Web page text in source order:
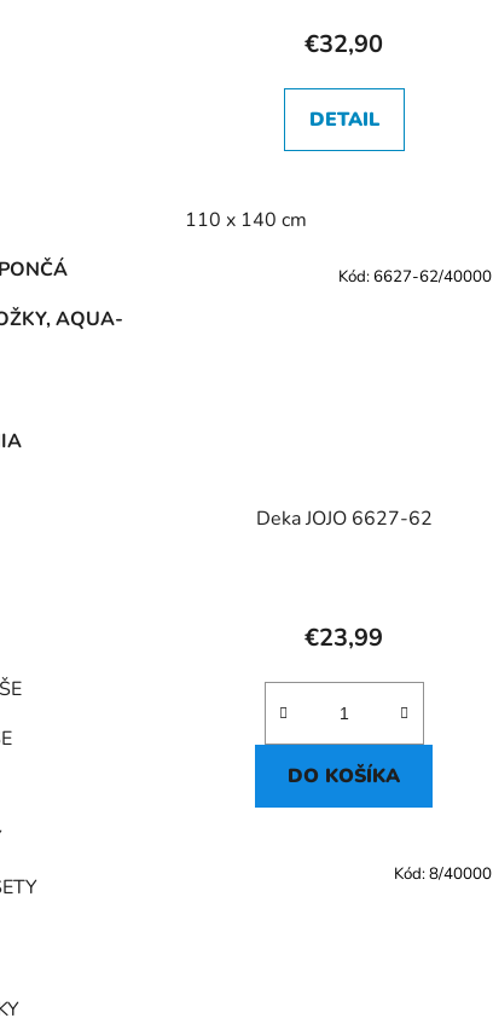
AQUA-
€32,90
DETAIL
110 x 140 cm
Deka JOJO 6627-62
€23,99
DO KOŠÍKA
Kód:6627-62/40000
Kód:8/40000